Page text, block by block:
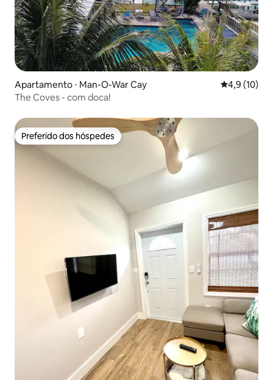
Apartamento ⋅ Man-O-War Cay 4,9 de uma
4,9 (10)
The Coves - com doca!
Preferido dos hóspedes
Preferido dos hóspedes